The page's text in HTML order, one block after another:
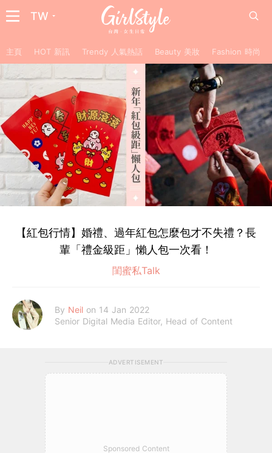
TW
主頁 HOT 新訊 Trendy 人氣熱話 Beauty 美妝 Fashion 時尚
【紅包行情】婚禮、過年紅包怎麼包才不失禮？長
輩「禮金級距」懶人包一次看！
閨蜜私Talk
By Neil on 14 Jan 2022
Senior Digital Media Editor, Head of Content
ADVERTISEMENT
Sponsored Content